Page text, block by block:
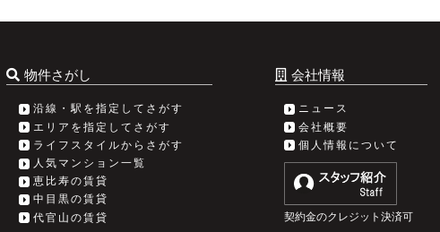
物件さがし
沿線・駅を指定してさがす
エリアを指定してさがす
ライフスタイルからさがす
人気マンション一覧
恵比寿の賃貸
中目黒の賃貸
代官山の賃貸
会社情報
ニュース
会社概要
個人情報について
契約金のクレジット決済可